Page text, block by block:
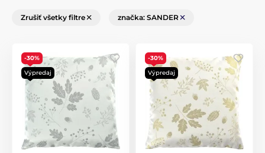
Zrušiť všetky filtre značka: SANDER
-30%
Výpredaj
-30%
Výpredaj